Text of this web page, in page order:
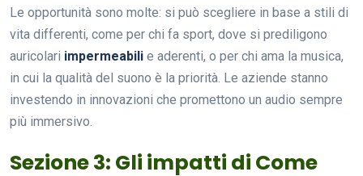
Le opportunità sono molte: si può scegliere in base a stili di
vita differenti, come per chi fa sport, dove si prediligono
auricolari impermeabili e aderenti, o per chi ama la musica,
in cui la qualità del suono è la priorità. Le aziende stanno
investendo in innovazioni che promettono un audio sempre
più immersivo.
Sezione 3: Gli impatti di Come